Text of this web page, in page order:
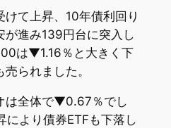
けて上昇、10年債利回り
が進み139円台に突入し
は▼1.16％と大きく下
られました。
は全体で▼0.67％でし
により債券ETFも下落し